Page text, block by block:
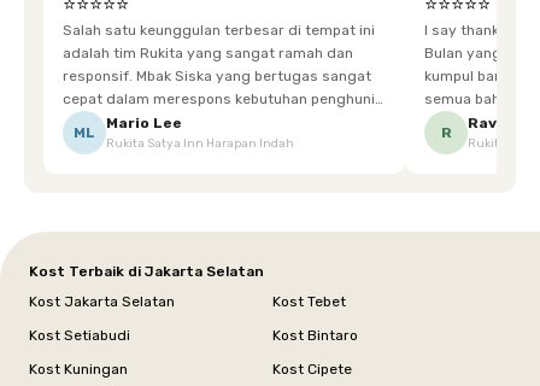
Salah satu keunggulan terbesar di tempat ini
adalah tim Rukita yang sangat ramah dan
responsif. Mbak Siska yang bertugas sangat
cepat dalam merespons kebutuhan penghuni.
Ketika saya meminta keset karena sempat
terpeleset, permintaan tersebut langsung
ML
Mario Lee
Rukita Satya Inn Harapan Indah
I say thankyou
Bulan yang super happy! banyak
kumpul bareng
semua bahagia
mgkn saran dari air aja & kebersihan lebih di
R
Ravena
Rukita
Kost Terbaik di Jakarta Selatan
Kost Jakarta Selatan
Kost Tebet
Kost Setiabudi
Kost Bintaro
Kost Kuningan
Kost Cipete